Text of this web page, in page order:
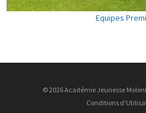
Equipes
© 2026 Académie Jeunesse
Conditions